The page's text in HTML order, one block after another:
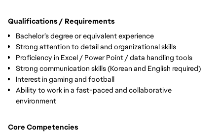
Qualifications / Requirements
Bachelor’s degree or equivalent experience
Strong attention to detail and organizational skills
Proficiency in Excel / Power Point / data handling tools
Strong communication skills (Korean and English required)
Interest in gaming and football
Ability to work in a fast-paced and collaborative
environment
Core Competencies